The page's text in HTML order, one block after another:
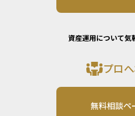
資産運用について気
プロ
無料相談ペ